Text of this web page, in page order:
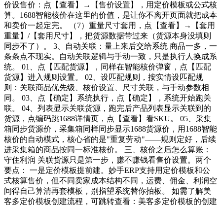
价设售价：点【查看】→【售价设置】，用定价模板或公式核
算。1688智能核价在这里的价值，是让你不离开页面就把成本
和卖价一起定完。 （7）重量尺寸套用，点【查看】→【套用
重量】/【套用尺寸】，把货源数据带过来（货源本身没填则
同步不了）。 3、自动关联：量上来后交给系统 商品一多，一
条条点不现实。自动关联逻辑与手动一致，只是执行人换成系
统。 01、点【匹配货源】，同样在智能核价弹窗，点【匹配
货源】进入规则设置。 02、设匹配规则，按实情设匹配规
则：关联商品优先级、核价设置、尺寸关联，与手动参数相
同。 03、点【确定】系统执行，点【确定】，系统开始跑关
联。 04、列表显示关联货源，跑完后产品列表显示关联到的
货源，点编码跳1688详情页，点【查看】看SKU。 05、采集
箱同步货源价，采集箱同样同步显示1688货源价，用1688智能
核价的自动模式，核心省的是"重复劳动"——规则定好，后续
进采集箱的商品按同一标准核价。 三、核价之后怎么算账：
守住利润 关联货源只是第一步，赚不赚钱看售价设置。两个
要点： 一是定价模板提前建。妙手ERP支持用定价模板和公
式核算售价，但不同卖家成本结构不同，运费、佣金、利润空
间得自己算清再套模板，别指望系统替你拍板。 如需了解美
客多定价模板创建流程，可跳转查看：美客多定价模板的创建